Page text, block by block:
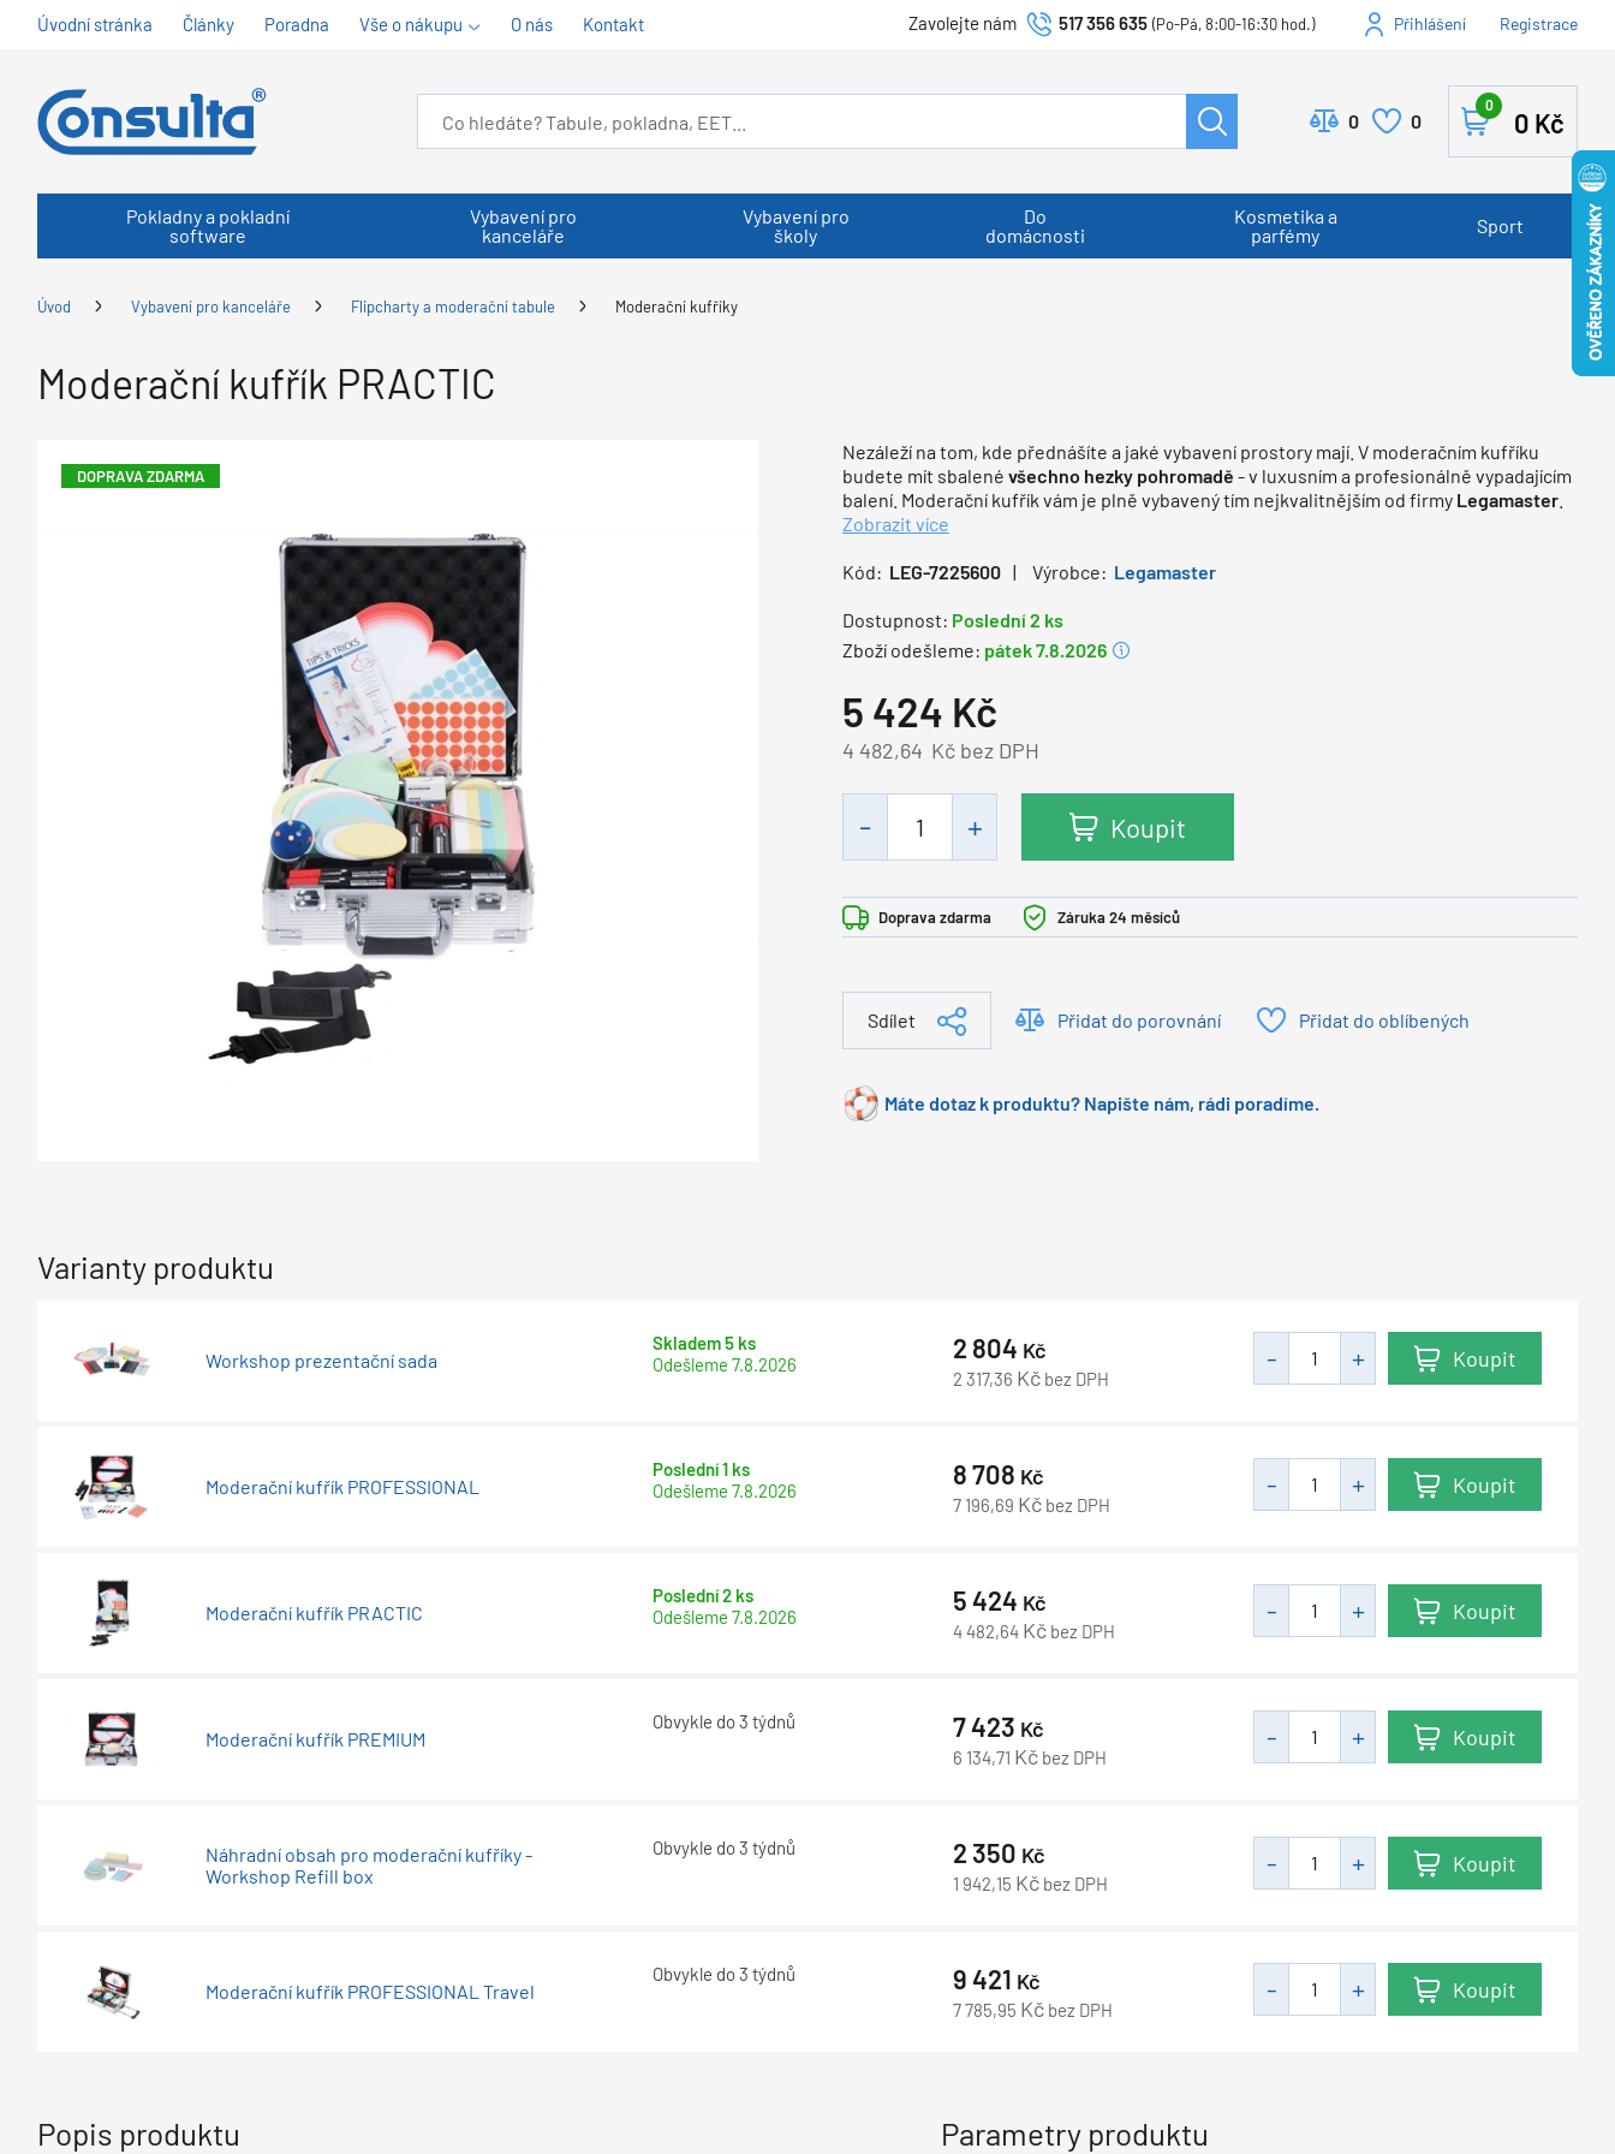
Úvodní stránka Články Poradna Vše o nákupu O nás Kontakt Zavolejte nám 517 356 635 (Po-Pá, 8:00-16:30 hod.) Přihlášení Registrace
0 0 0 Kč
0
Pokladny a pokladní
software
Vybavení pro
kanceláře
Vybavení pro
školy
Do
domácnosti
Kosmetika a
parfémy
Sport
Úvod Vybavení pro kanceláře Flipcharty a moderační tabule Moderační kufříky
Moderační kufřík PRACTIC
DOPRAVA ZDARMA
Nezáleží na tom, kde přednášíte a jaké vybavení prostory mají. V moderačním kufříku
budete mít sbalené všechno hezky pohromadě - v luxusním a profesionálně vypadajícím
balení. Moderační kufřík vám je plně vybavený tím nejkvalitnějším od firmy Legamaster
Zobrazit více
Kód: LEG-7225600 Výrobce: Legamaster
Dostupnost: Poslední 2 ks
Zboží odešleme: pátek 7.8.2026
5 424 Kč
Kč bez DPH
4 482,64
Koupit
Doprava zdarma Záruka 24 měsíců
Sdílet Přidat do porovnání Přidat do oblíbených
Máte dotaz k produktu? Napište nám, rádi poradíme.
Varianty produktu
Workshop prezentační sada
Skladem 5 ks
Odešleme 7.8.2026
2 804 Kč
2 317,36 Kč bez DPH
Koupit
Moderační kufřík PROFESSIONAL
Poslední 1 ks
Odešleme 7.8.2026
8 708 Kč
7 196,69 Kč bez DPH
Koupit
Moderační kufřík PRACTIC
Poslední 2 ks
Odešleme 7.8.2026
5 424 Kč
4 482,64 Kč bez DPH
Koupit
Moderační kufřík PREMIUM
Obvykle do 3 týdnů 7 423 Kč
6 134,71 Kč bez DPH
Koupit
Náhradní obsah pro moderační kufříky -
Workshop Refill box
Obvykle do 3 týdnů 2 350 Kč
1 942,15 Kč bez DPH
Koupit
Moderační kufřík PROFESSIONAL Travel
Obvykle do 3 týdnů 9 421 Kč
7 785,95 Kč bez DPH
Koupit
Popis produktu Parametry produktu